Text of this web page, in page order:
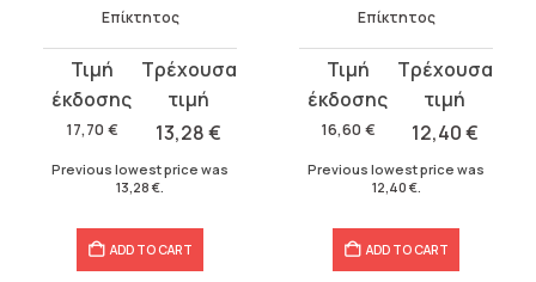
Επίκτητος
17,70 €
Original
price
was:
13,28€
Current
price
Previous lowest price was
13,28 €
ADD TO CART
Επίκτητος
16,60 €
Original
price
was:
12,40€
Current
price
Previous lowest price was
12,40 €.
ADD TO CART